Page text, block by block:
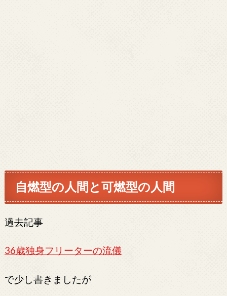
自燃型の人間と可燃型の人間
過去記事
36歳独身フリーターの流儀
で少し書きましたが